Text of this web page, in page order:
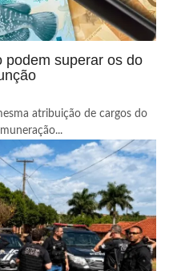
podem superar os do
atribuição de cargos do